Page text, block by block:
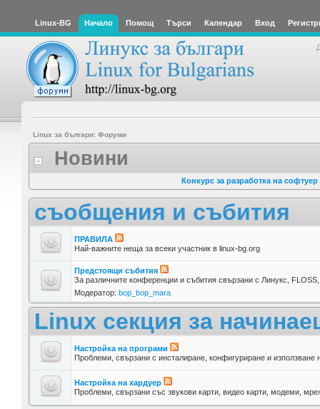
Linux-BG Начало Помощ Търси Календар Вход
Linux за българи: Форуми
Новини
Конкурс за разработка на
съобщения и събития
ПРАВИЛА
Най-важните неща за всеки участник в linux-bg.org
Предстоящи събития
За различните конференции и събития свързани с Линукс,
Модератор:bop_bop_mara
Linux секция за
Настройка на програми
Проблеми, свързани с инсталиране, конфигуриране и използване
Настройка на хардуер
Проблеми, свързани със звукови карти, видео карти, модеми,